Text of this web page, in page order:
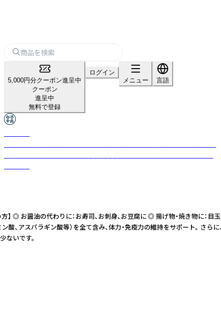
5,000円分クーポン進呈中
クーポン
進呈中
無料で登録
ログイン
メニュー
言語
醤油の代わりに：お寿司、お刺身、お豆腐に ◎ 揚げ物・焼き物に
スパラギン酸等）を全て含み、体力・免疫力の維持をサポート。
いです。